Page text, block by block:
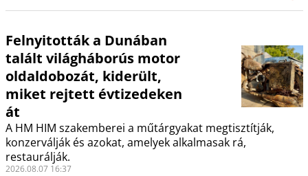
Felnyitották a Dunában
talált világháborús motor
oldaldobozát, kiderült,
miket rejtett évtizedeken
át
A HM HIM szakemberei a műtárgyakat megtisztítják,
konzerválják és azokat, amelyek alkalmasak rá,
restaurálják.
2026.08.07 16:37